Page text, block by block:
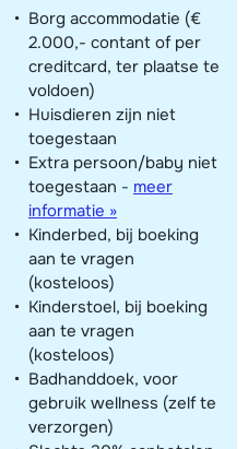
Borg accommodatie (€
2.000,- contant of per
creditcard, ter plaatse te
voldoen)
Huisdieren zijn niet
toegestaan
Extra persoon/baby niet
toegestaan - meer
informatie »
Kinderbed, bij boeking
aan te vragen
(kosteloos)
Kinderstoel, bij boeking
aan te vragen
(kosteloos)
Badhanddoek, voor
gebruik wellness (zelf te
verzorgen)